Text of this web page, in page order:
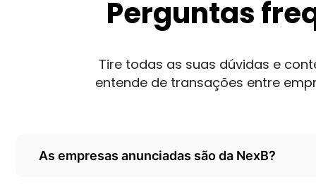
Perguntas
Tire todas as suas dúvidas e
entende de transações entre
As empresas anunciadas são da NexB?